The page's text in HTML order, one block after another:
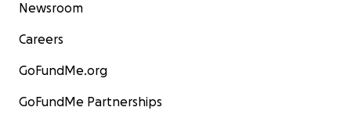
Newsroom
Careers
GoFundMe.org
GoFundMe Partnerships